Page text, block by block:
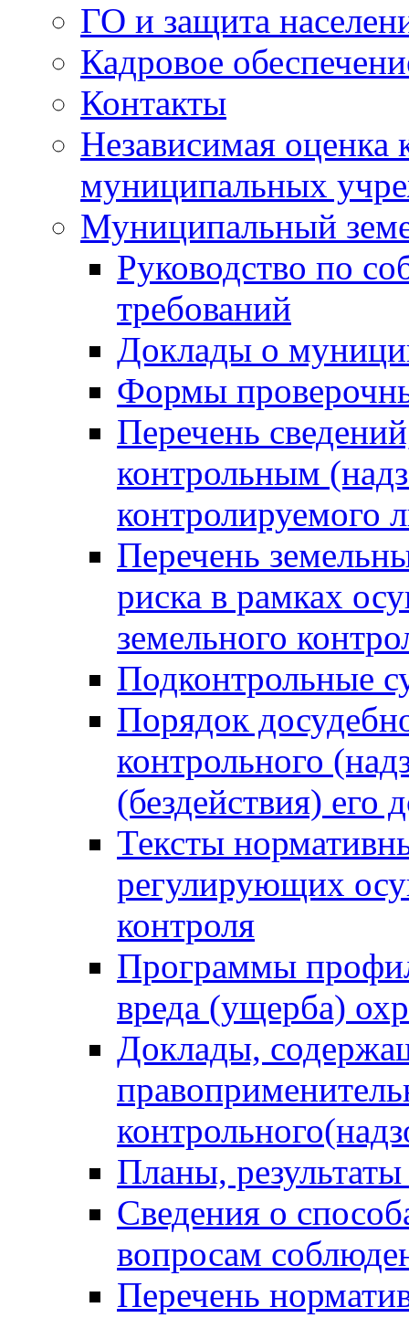
ГО и защита
Кадровое
Контакты
Независимая оценка
муниципальных
Муниципальный
Руководство по
требований
Доклады о
Формы
Перечень
контрольным
контролируемого
Перечень
риска в рамках
земельного
Подконтрольные
Порядок
контрольного
(бездействия)
Тексты
регулирующих
контроля
Программы
вреда (ущерба)
Доклады,
Планы,
Сведения о
вопросам
Перечень